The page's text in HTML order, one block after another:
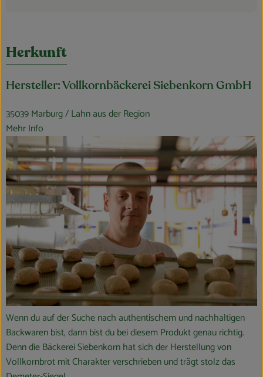
Herkunft
Hersteller: Vollkornbäckerei Siebenkorn GmbH
35039 Marburg / Lahn aus der Region
Mehr Info
Wenn du auf der Suche nach authentischem und nachhaltigen
Backwaren bist, dann bist du bei diesem Produkt genau richtig.
Denn die Bäckerei Siebenkorn hat sich der Herstellung von
Vollkornbrot mit Charakter verschrieben und trägt stolz das